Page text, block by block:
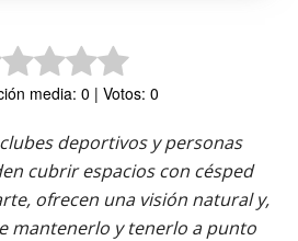
media: 0 | Votos: 0
deportivos y personas
cubrir espacios con césped
ofrecen una visión natural y,
mantenerlo y tenerlo a punto